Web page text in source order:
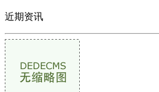
近期资讯